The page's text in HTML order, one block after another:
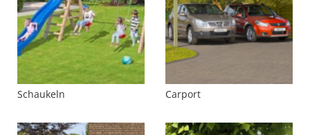
Schaukeln Carport